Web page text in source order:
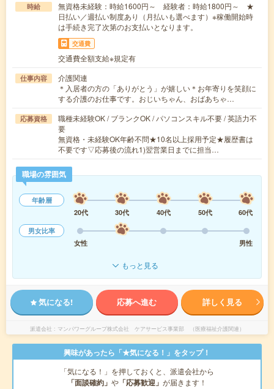
時給
無資格未経験：時給1600円～ 経験者：時給1800円～ ★
日払い／週払い制度あり（月払いも選べます）※稼働開始時
は手続き完了次第のお支払いとなります。
交通費
交通費全額支給※規定有
仕事内容
介護関連
＊入居者の方の「ありがとう」が嬉しい＊お年寄りを笑顔に
する介護のお仕事です。おじいちゃん、おばあちゃ…
応募資格
職種未経験OK / ブランクOK / パソコンスキル不要 / 英語力不
要
無資格・未経験OK年齢不問★10名以上採用予定★履歴書は
不要です▽応募後の流れ1)翌営業日までに担当…
職場の雰囲気
年齢層
20代
30代 40代 50代
60代
男女比率
女性
男性
もっと見る
気になる! 応募へ進む 詳しく見る
派遣会社 マンパワーグループ株式会社 ケアサービス事業部 （医療福祉介護関連）
興味があったら「★気になる！」をタップ！
「気になる！」を押しておくと、派遣会社から
「面談確約」 や 「応募歓迎」 が届きます！